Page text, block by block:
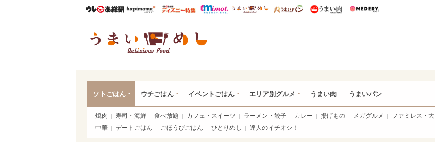
ウレぴあ総研ハピママ* ウレぴあ総研 ディズニー特集
mimot. うまいめし うまいパン うまい肉
ソトごはん ウチごはん イベントごはん エリア別グルメ うまい肉 うまいパン
焼肉 寿司・海鮮 食べ放題 カフェ・スイーツ ラーメン・餃子 カレー 揚げもの メガグルメ ファミレス・
中華
デートごはん ごほうびごはん ひとりめし 達人のイチオシ！